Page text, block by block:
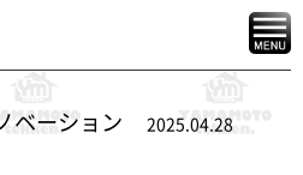
ベーション 2025.04.28